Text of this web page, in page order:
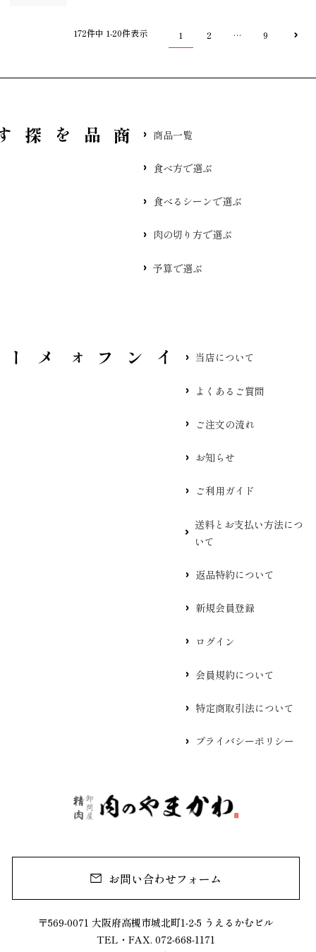
172件中 1-20件表示 1 2 … 9
お問い合わせフォーム
〒569-0071 大阪府高槻市城北町1-2-5 うえるかむビル
TEL・FAX. 072-668-1171
す 商品一覧
食べ方で選ぶ
食べるシーンで選ぶ
肉の切り方で選ぶ
予算で選ぶ
当店について
よくあるご質問
ご注文の流れ
お知らせ
ご利用ガイド
送料とお支払い方法につ
いて
返品特約について
新規会員登録
ログイン
会員規約について
特定商取引法について
プライバシーポリシー